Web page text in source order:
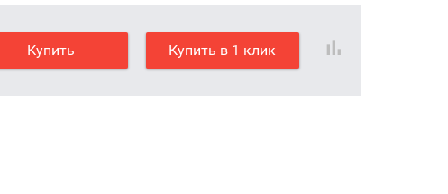
Купить Купить в 1 клик